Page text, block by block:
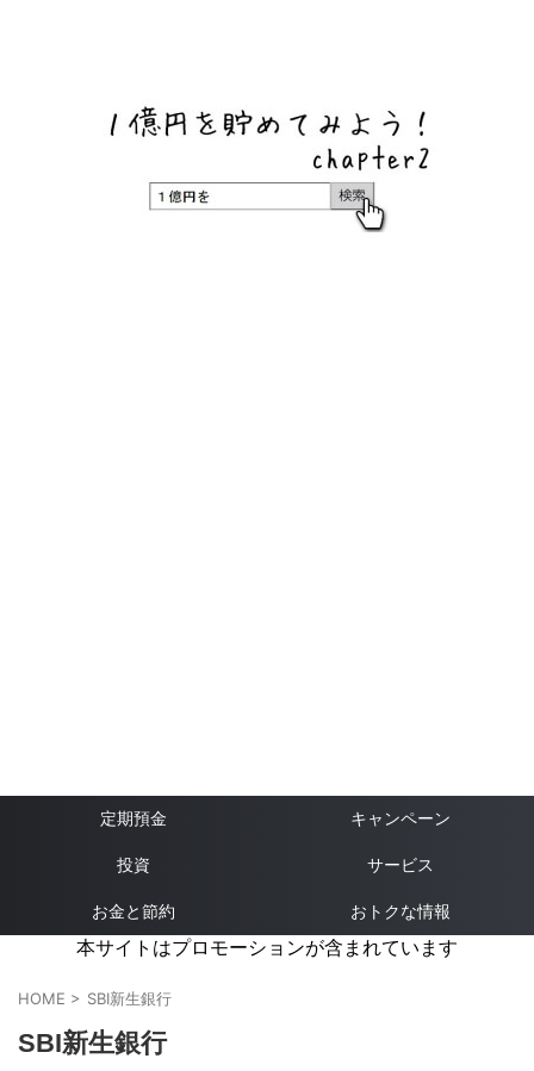
定期預金 キャンペーン
投資 サービス
お金と節約 おトクな情報
本サイトはプロモーションが含まれています
HOME > SBI新生銀行
SBI新生銀行